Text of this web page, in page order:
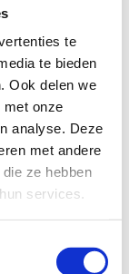
te
te bieden
Ook delen we
met onze
analyse. Deze
met andere
ze hebben
services.